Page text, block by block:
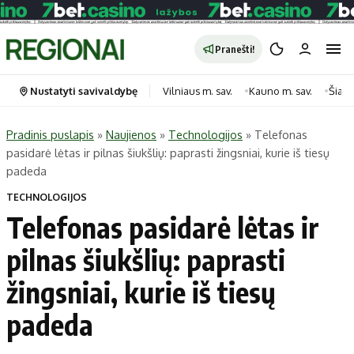
Pranešti!
Portalas
Naujausi
Regionai
Lietuva
Pasaulis
Politika
Kategorijos
Horoskopai
Laisvalaikis
Maistas
Sveikata
Nustatyti savivaldybę Vilniaus m. sav. Kauno m. sav.
Pradinis puslapis » Naujienos » Technologijos » Telefonas
pasidarė lėtas ir pilnas šiukšlių: paprasti žingsniai, kurie iš tiesų
padeda
TECHNOLOGIJOS
Telefonas pasidarė lėtas ir
pilnas šiukšlių: paprasti
žingsniai, kurie iš tiesų
padeda